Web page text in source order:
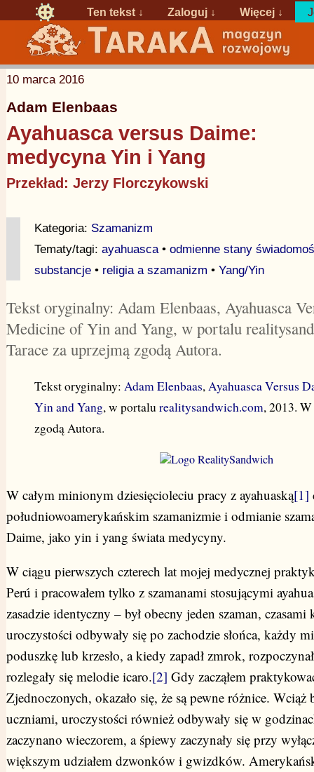
Ten tekst ↓ Zaloguj ↓ Więcej ↓
10 marca 2016
Adam Elenbaas
Ayahuasca versus Daime:
medycyna Yin i Yang
Przekład: Jerzy Florczykowski
Kategoria: Szamanizm
Tematy/tagi: ayahuasca• odmienne stany
substancje• religia a szamanizm • Yang/Yin
Tekst oryginalny: Adam Elenbaas, Ayahuasca
Medicine of Yin and Yang, w portalu
Tarace za uprzejmą zgodą Autora.
Tekst oryginalny: Adam Elenbaas,Ayahuasca Versus
Yin and Yang, w portalurealitysandwich.com, 2013.
zgodą Autora.
W całym minionym dziesięcioleciu pracy z ayahuaską[1]
południowoamerykańskim szamanizmie i odmianie
Daime, jako yin i yang świata medycyny.
W ciągu pierwszych czterech lat mojej medycznej
Perú i pracowałem tylko z szamanami stosującymi
zasadzie identyczny – był obecny jeden szaman,
uroczystości odbywały się po zachodzie słońca, każdy
poduszkę lub krzesło, a kiedy zapadł zmrok,
rozlegały się melodie icaro.[2] Gdy zacząłem
Zjednoczonych, okazało się, że są pewne różnice. Wciąż
uczniami, uroczystości również odbywały się w
zaczynano wieczorem, a śpiewy zaczynały się przy
większym udziałem dzwonków i gwizdków.